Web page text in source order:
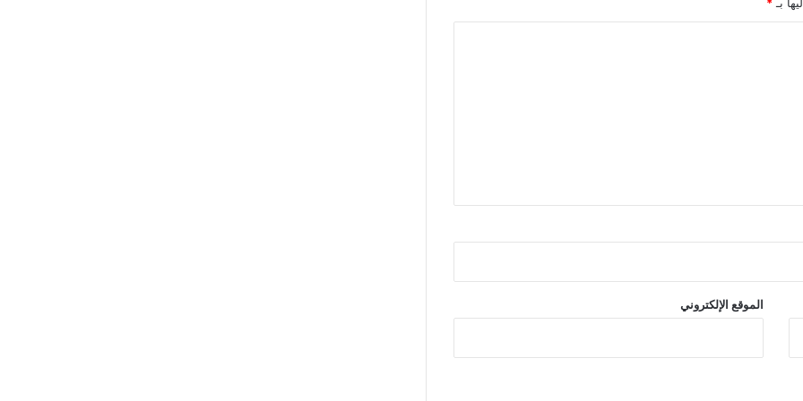
الموقع الإلكتروني